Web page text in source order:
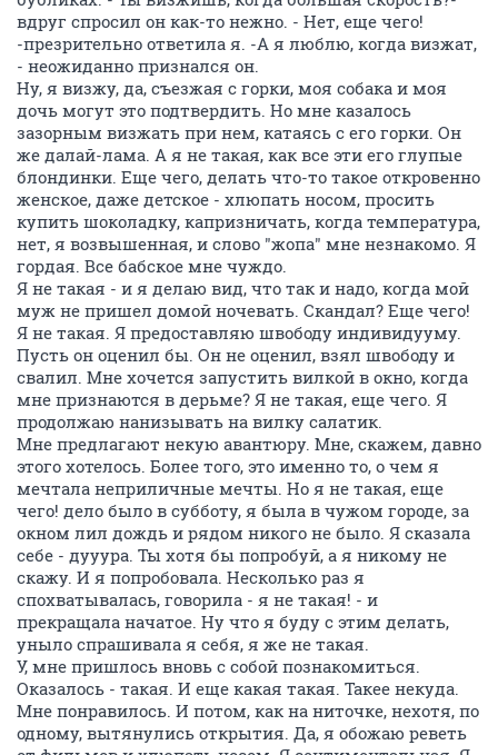
вдруг спросил он как-то нежно. - Нет, еще чего!
-презрительно ответила я. -А я люблю, когда визжат,
- неожиданно признался он.
Ну, я визжу, да, съезжая с горки, моя собака и моя
дочь могут это подтвердить. Но мне казалось
зазорным визжать при нем, катаясь с его горки. Он
же далай-лама. А я не такая, как все эти его глупые
блондинки. Еще чего, делать что-то такое откровенно
женское, даже детское - хлюпать носом, просить
купить шоколадку, капризничать, когда температура,
нет, я возвышенная, и слово "жопа" мне незнакомо. Я
гордая. Все бабское мне чуждо.
Я не такая - и я делаю вид, что так и надо, когда мой
муж не пришел домой ночевать. Скандал? Еще чего!
Я не такая. Я предоставляю швободу индивидууму.
Пусть он оценил бы. Он не оценил, взял швободу и
свалил. Мне хочется запустить вилкой в окно, когда
мне признаются в дерьме? Я не такая, еще чего. Я
продолжаю нанизывать на вилку салатик.
Мне предлагают некую авантюру. Мне, скажем, давно
этого хотелось. Более того, это именно то, о чем я
мечтала неприличные мечты. Но я не такая, еще
чего! дело было в субботу, я была в чужом городе, за
окном лил дождь и рядом никого не было. Я сказала
себе - дууура. Ты хотя бы попробуй, а я никому не
скажу. И я попробовала. Несколько раз я
спохватывалась, говорила - я не такая! - и
прекращала начатое. Ну что я буду с этим делать,
уныло спрашивала я себя, я же не такая.
У, мне пришлось вновь с собой познакомиться.
Оказалось - такая. И еще какая такая. Такее некуда.
Мне понравилось. И потом, как на ниточке, нехотя, по
одному, вытянулись открытия. Да, я обожаю реветь